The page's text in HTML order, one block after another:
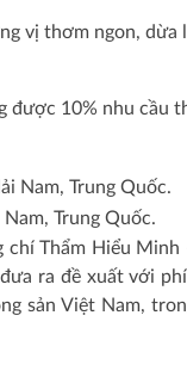
vị thơm ngon, dừa
được 10% nhu cầu
Trung Quốc.
chí Thẩm Hiểu Minh
ra đề xuất với
sản Việt Nam,